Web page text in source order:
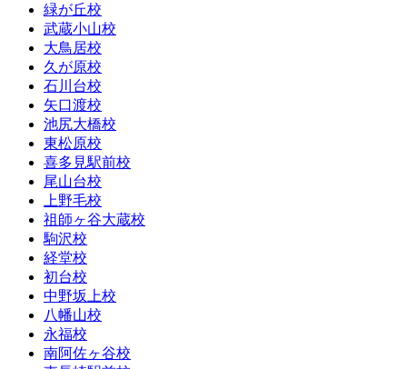
緑が丘校
武蔵小山校
大鳥居校
久が原校
石川台校
矢口渡校
池尻大橋校
東松原校
喜多見駅前校
尾山台校
上野毛校
祖師ヶ谷大蔵校
駒沢校
経堂校
初台校
中野坂上校
八幡山校
永福校
南阿佐ヶ谷校